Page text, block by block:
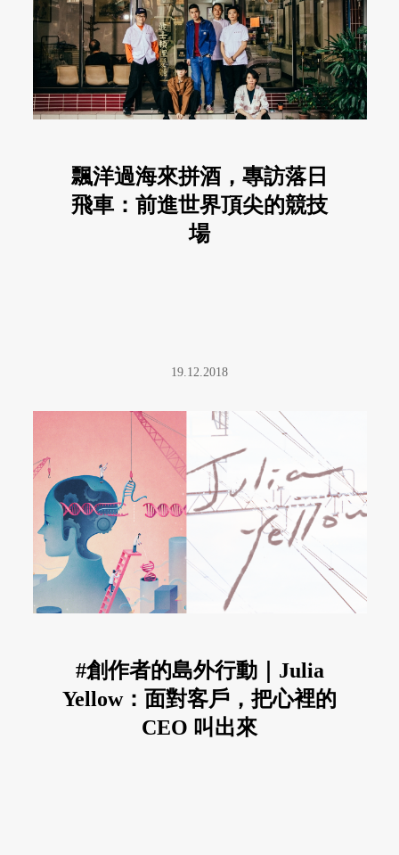
飄洋過海來拼酒，專訪落日
飛車：前進世界頂尖的競技
場
19.12.2018
#創作者的島外行動｜Julia
Yellow：面對客戶，把心裡的
CEO 叫出來